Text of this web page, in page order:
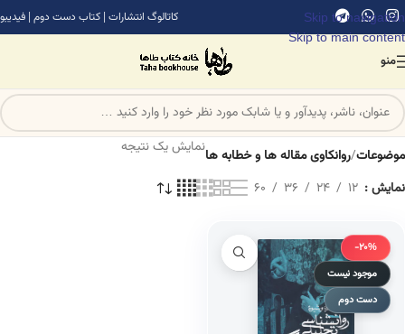
Skip to navigation
Skip to main content
کاتالوگ انتشارات | کتاب دست دوم | فیدیبو
منو
موضوعات/روانکاوی مقاله ها و خطابه هانمایش یک نتیجه
نمایش 12
24
36
60
-20%
موجود نیست
دست دوم